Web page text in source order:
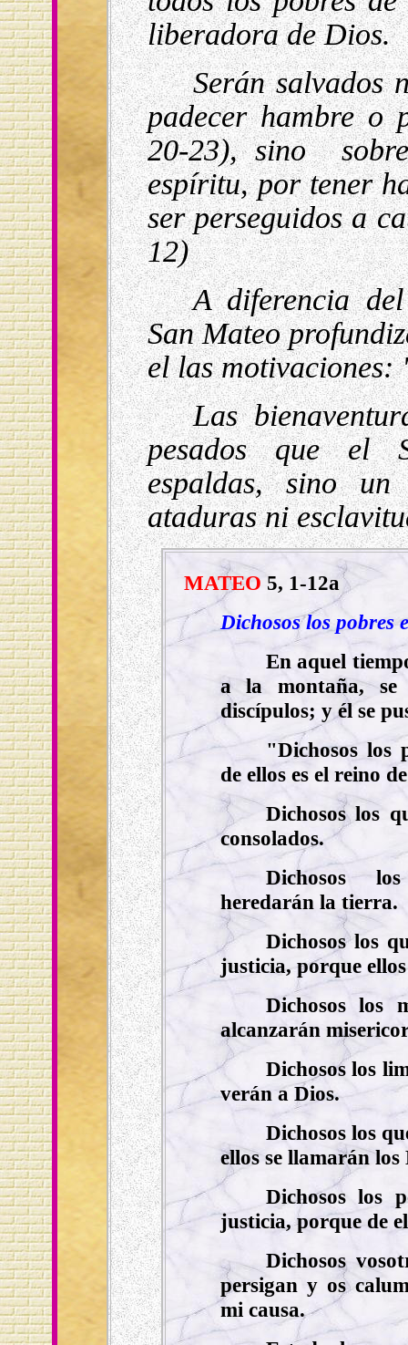
liberadora de Dios.
Serán salvados
padecer hambre o
20-23), sino
espíritu, por tener
ser perseguidos a
12)
A diferencia
San Mateo
el las
Las
pesados que el
espaldas, sino
ataduras ni
MATEO 5, 1-12a
Dichosos los pobres
En aquel
a la montaña, se
discípulos; y él se
"Dichosos los
de ellos es el reino
Dichosos los
consolados.
Dichosos
heredarán la tierra.
Dichosos los
justicia, porque
Dichosos los
alcanzarán
Dichosos los
verán a Dios.
Dichosos los
ellos se llamarán
Dichosos los
justicia, porque de
Dichosos
persigan y os
mi causa.